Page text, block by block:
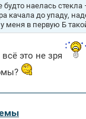
наелась стекла
качала до упаду,
меня в первую Б
это не зря